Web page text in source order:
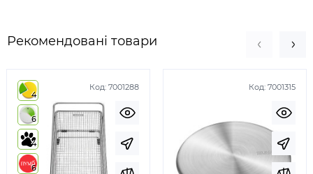
Рекомендовані товари
Код: 7001288
4
6
4
6
Код: 7001315